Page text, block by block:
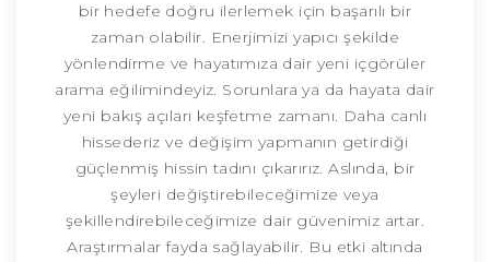
bir hedefe doğru ilerlemek için başarılı bir
zaman olabilir. Enerjimizi yapıcı şekilde
yönlendirme ve hayatımıza dair yeni içgörüler
arama eğilimindeyiz. Sorunlara ya da hayata dair
yeni bakış açıları keşfetme zamanı. Daha canlı
hissederiz ve değişim yapmanın getirdiği
güçlenmiş hissin tadını çıkarırız. Aslında, bir
şeyleri değiştirebileceğimize veya
şekillendirebileceğimize dair güvenimiz artar.
Araştırmalar fayda sağlayabilir. Bu etki altında